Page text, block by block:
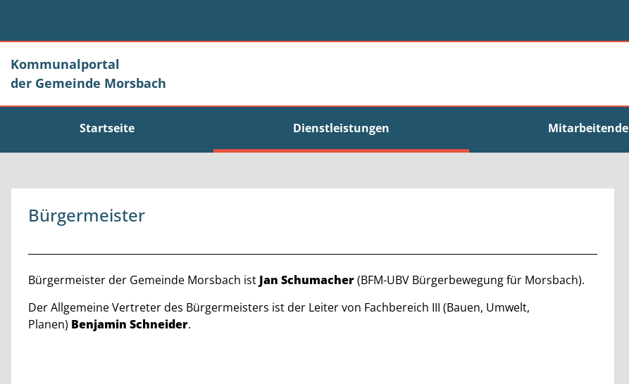
Kommunalportal
der Gemeinde Morsbach
Startseite Dienstleistungen Mitarbeitende
Bürgermeister
Beschreibung
Bürgermeister der Gemeinde Morsbach ist Jan Schumacher(BFM-UBV Bürgerbewegung für Morsbach).
Der Allgemeine Vertreter des Bürgermeisters ist der Leiter von Fachbereich III (Bauen, Umwelt,
Planen) Benjamin Schneider.